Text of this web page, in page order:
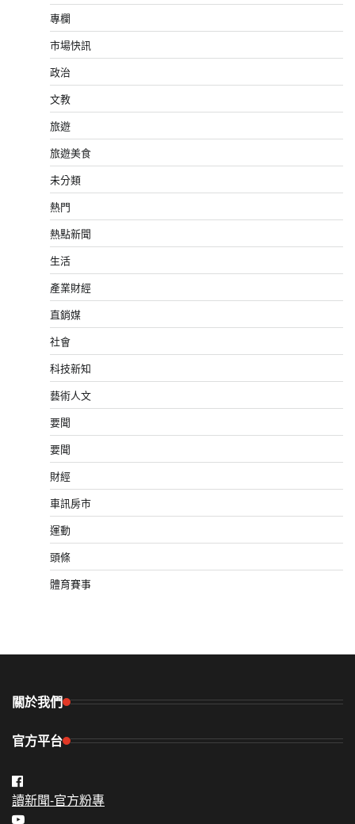
專欄
市場快訊
政治
文教
旅遊
旅遊美食
未分類
熱門
熱點新聞
生活
產業財經
直銷媒
社會
科技新知
藝術人文
要聞
要聞
財經
車訊房市
運動
頭條
體育賽事
關於我們
官方平台
讀新聞-官方粉專